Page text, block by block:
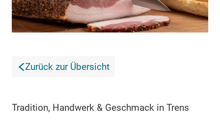
Zurück zur Übersicht
Tradition, Handwerk & Geschmack in Trens